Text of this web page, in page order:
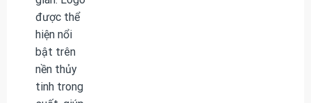
được thể
hiện nổi
bật trên
nền thủy
tinh trong